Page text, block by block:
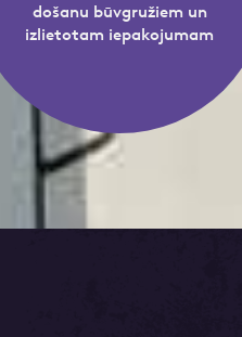
došanu būvgružiem un
izlietotam iepakojumam